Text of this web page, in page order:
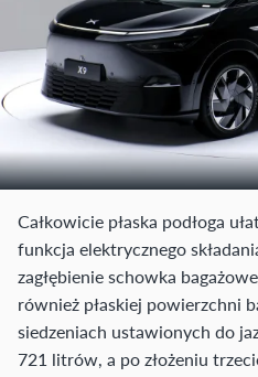
Całkowicie płaska podłoga
funkcja elektrycznego
zagłębienie schowka
również płaskiej powierzchni
siedzeniach ustawionych do
721 litrów, a po złożeniu